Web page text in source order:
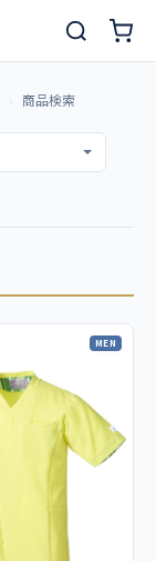
商品検索
MEN